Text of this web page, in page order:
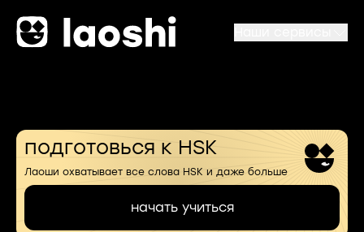
подготовься к HSK
Лаоши охватывает все слова HSK и даже больше
начать учиться